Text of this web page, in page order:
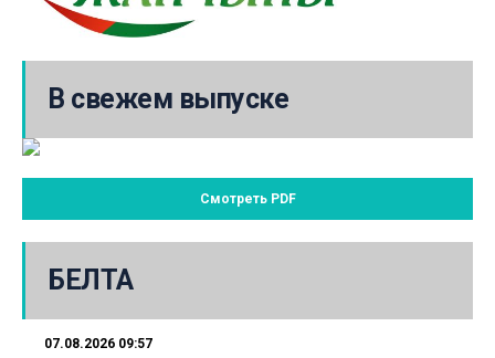
В свежем выпуске
Смотреть PDF
БЕЛТА
07.08.2026 09:57